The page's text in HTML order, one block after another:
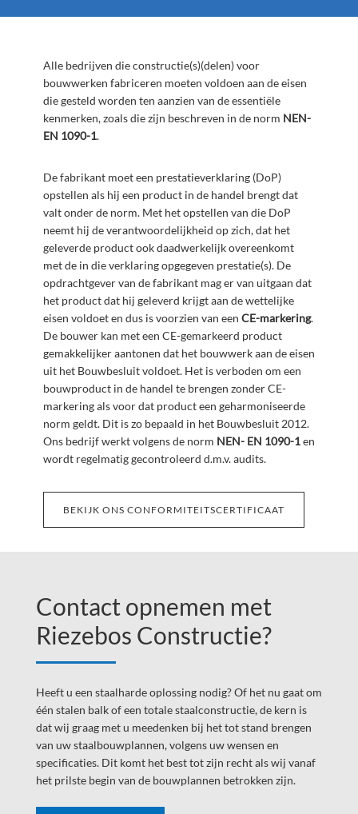
Alle bedrijven die constructie(s)(delen) voor
bouwwerken fabriceren moeten voldoen aan de eisen
die gesteld worden ten aanzien van de essentiële
kenmerken, zoals die zijn beschreven in de norm NEN-
EN 1090-1.
De fabrikant moet een prestatieverklaring (DoP)
opstellen als hij een product in de handel brengt dat
valt onder de norm. Met het opstellen van die DoP
neemt hij de verantwoordelijkheid op zich, dat het
geleverde product ook daadwerkelijk overeenkomt
met de in die verklaring opgegeven prestatie(s). De
opdrachtgever van de fabrikant mag er van uitgaan dat
het product dat hij geleverd krijgt aan de wettelijke
eisen voldoet en dus is voorzien van een CE-markering.
De bouwer kan met een CE-gemarkeerd product
gemakkelijker aantonen dat het bouwwerk aan de eisen
uit het Bouwbesluit voldoet. Het is verboden om een
bouwproduct in de handel te brengen zonder CE-
markering als voor dat product een geharmoniseerde
norm geldt. Dit is zo bepaald in het Bouwbesluit 2012.
Ons bedrijf werkt volgens de norm NEN- EN 1090-1en
wordt regelmatig gecontroleerd d.m.v. audits.
BEKIJK ONS CONFORMITEITSCERTIFICAATBEKIJK
ONS
Widget
Header
Contact opnemen met
Riezebos Constructie?
Heeft u een staalharde oplossing nodig? Of het nu gaat om
één stalen balk of een totale staalconstructie, de kern is
dat wij graag met u meedenken bij het tot stand brengen
van uw staalbouwplannen, volgens uw wensen en
specificaties. Dit komt het best tot zijn recht als wij vanaf
het prilste begin van de bouwplannen betrokken zijn.